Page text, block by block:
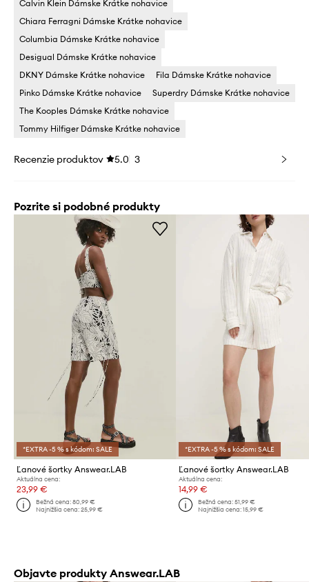
Calvin Klein Dámske Krátke nohavice
Chiara Ferragni Dámske Krátke nohavice
Columbia Dámske Krátke nohavice
Desigual Dámske Krátke nohavice
DKNY Dámske Krátke nohavice
Fila Dámske Krátke nohavice
Pinko Dámske Krátke nohavice
Superdry Dámske Krátke nohavice
The Kooples Dámske Krátke nohavice
Tommy Hilfiger Dámske Krátke nohavice
Recenzie produktov 5.0 3
Pozrite si podobné produkty
*EXTRA -5 % s kódom: SALE
Ľanové šortky Answear.LAB
Aktuálna cena:
23,99 €
Bežná cena:80,99 €
Najnižšia cena:25,99 €
*EXTRA -5 % s kódom: SALE
Ľanové šortky Answear.LAB
Aktuálna cena:
14,99 €
Bežná cena: 51,99 €
Najnižšia cena: 15,99 €
Objavte produkty Answear.LAB